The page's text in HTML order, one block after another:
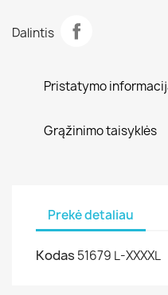
Dalintis
Pristatymo
Grąžinimo taisyklės
Prekė detaliau
Kodas 51679 L-XXXXL